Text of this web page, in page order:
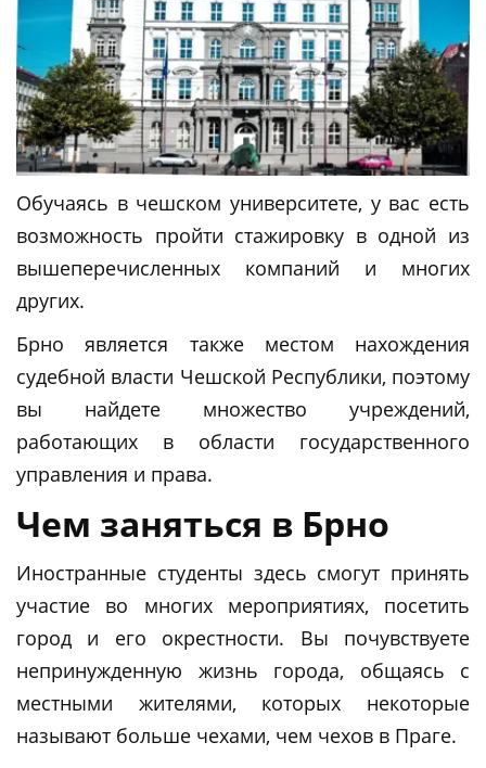
Обучаясь в чешском университете, у вас есть
возможность пройти стажировку в одной из
вышеперечисленных компаний и многих
других.
Брно является также местом нахождения
судебной власти Чешской Республики, поэтому
вы найдете множество учреждений,
работающих в области государственного
управления и права.
Чем заняться в Брно
Иностранные студенты здесь смогут принять
участие во многих мероприятиях, посетить
город и его окрестности. Вы почувствуете
непринужденную жизнь города, общаясь с
местными жителями, которых некоторые
называют больше чехами, чем чехов в Праге.